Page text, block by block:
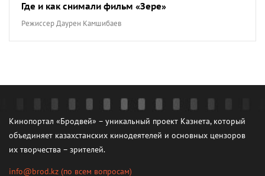
Где и как снимали фильм «Зере»
Режиссер Даурен Камшибаев
Кинопортал «Бродвей» – уникальный проект Казнета, который
объединяет казахстанских кинодеятелей и основных цензоров
их творчества – зрителей.
info@brod.kz (по всем вопросам)